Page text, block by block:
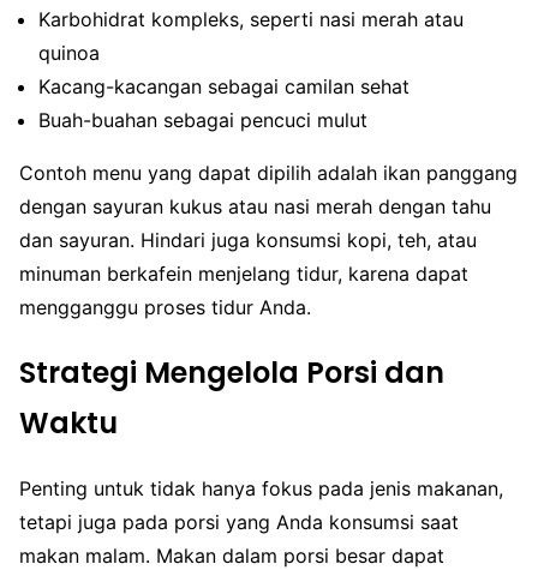
Karbohidrat kompleks, seperti nasi merah atau
quinoa
Kacang-kacangan sebagai camilan sehat
Buah-buahan sebagai pencuci mulut
Contoh menu yang dapat dipilih adalah ikan panggang
dengan sayuran kukus atau nasi merah dengan tahu
dan sayuran. Hindari juga konsumsi kopi, teh, atau
minuman berkafein menjelang tidur, karena dapat
mengganggu proses tidur Anda.
Strategi Mengelola Porsi dan
Waktu
Penting untuk tidak hanya fokus pada jenis makanan,
tetapi juga pada porsi yang Anda konsumsi saat
makan malam. Makan dalam porsi besar dapat